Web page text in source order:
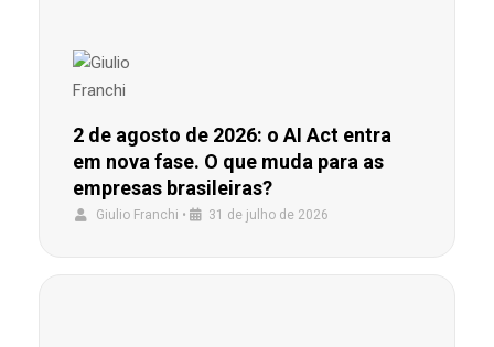
2 de agosto de 2026: o AI Act entra
em nova fase. O que muda para as
empresas brasileiras?
Giulio Franchi • 31 de julho de 2026